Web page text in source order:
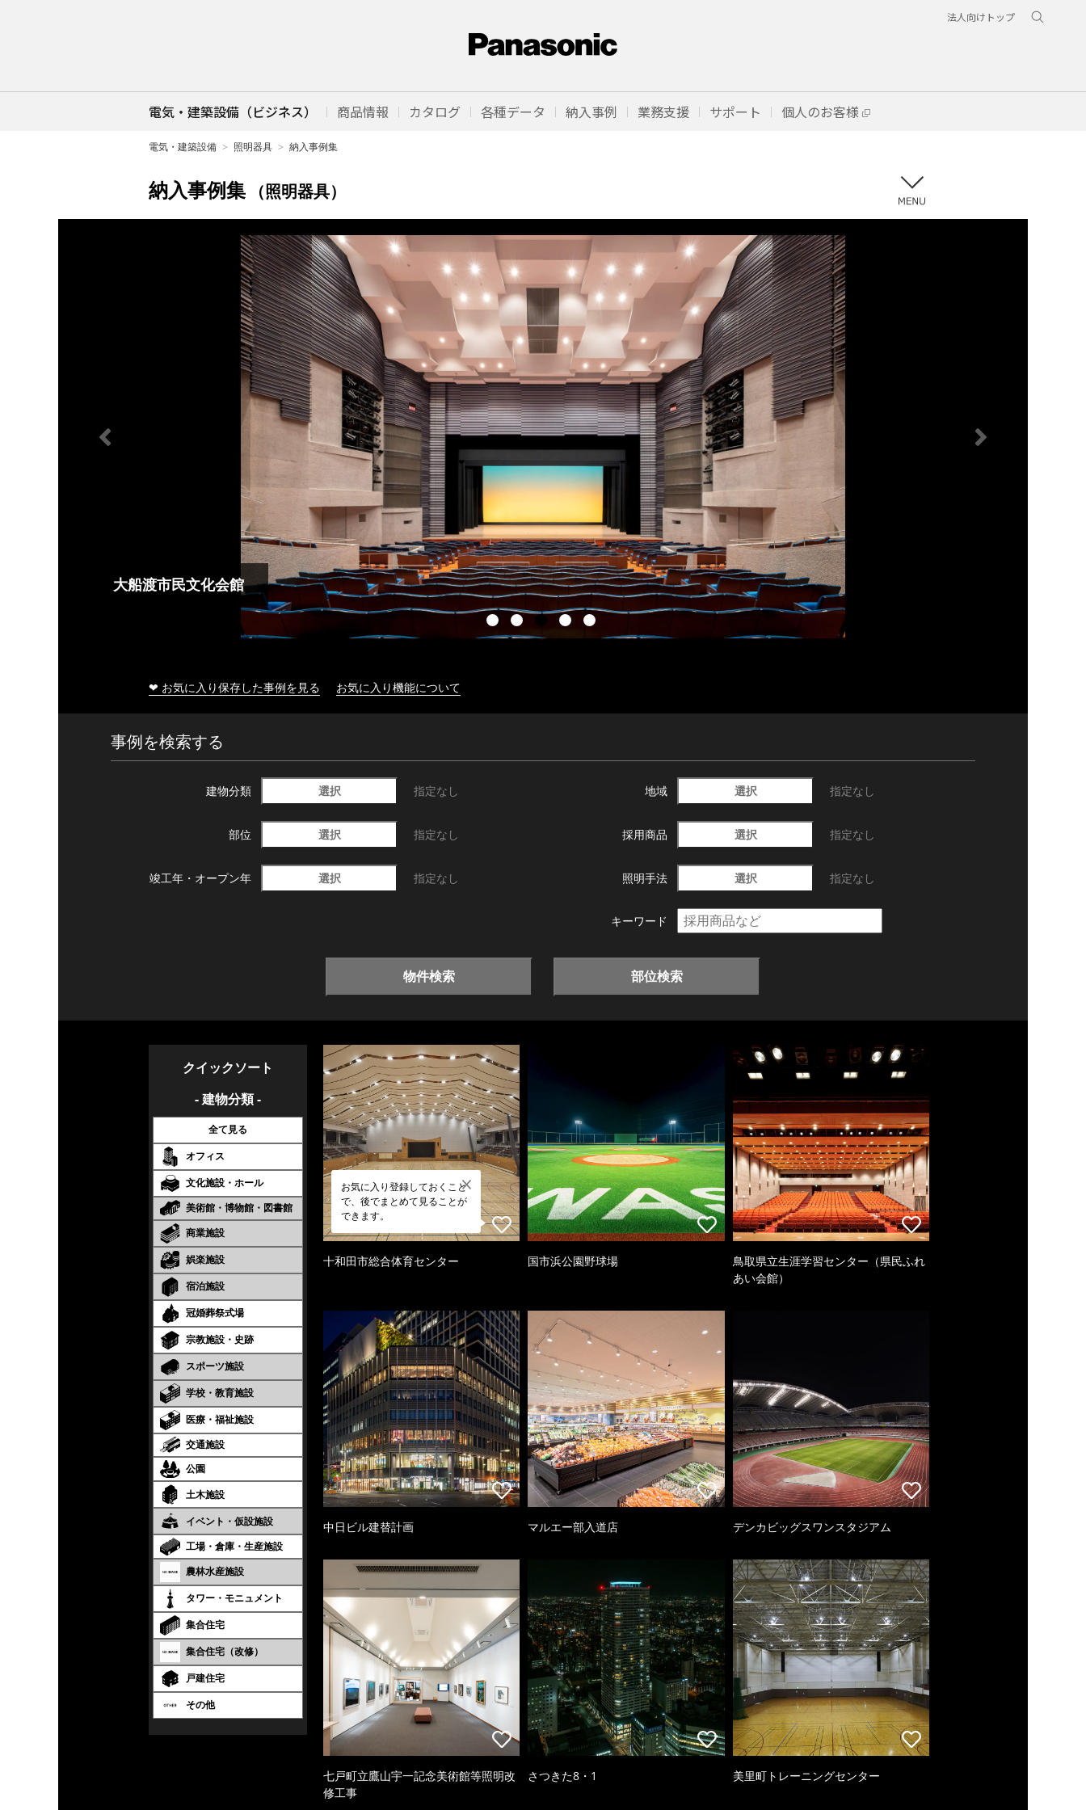
法人向けトップ
電気・建築設備（ビジネス） 商品情報 カタログ 各種データ 納入事例 業務支援 サポート 個人のお客様
電気・建築設備 照明器具 納入事例集
納入事例集 （照明器具）
大船渡市民文化会館
❤ お気に入り保存した事例を見る お気に入り機能について
事例を検索する
建物分類 選択 指定なし 地域 選択 指定なし
部位 選択 指定なし 採用商品 選択 指定なし
竣工年・ オープン年 選択 指定なし 照明手法 選択 指定なし
キーワード
物件検索 部位検索
クイックソート
- 建物分類 -
全て見る
オフィス
文化施設・ホール
美術館・博物館・図書館
商業施設
娯楽施設
宿泊施設
冠婚葬祭式場
宗教施設・史跡
スポーツ施設
学校・教育施設
医療・福祉施設
交通施設
公園
土木施設
イベント・仮設施設
工場・倉庫・生産施設
農林水産施設
タワー・モニュメント
集合住宅
集合住宅（改修）
戸建住宅
その他
お気に入り登録しておくこと
で、後でまとめて見ることが
できます。
十和田市総合体育センター 国市浜公園野球場
鳥取県立生涯学習センター（県民ふれ
あい会館）
中日ビル建替計画 マルエー部入道店 デンカビッグスワンスタジアム
七戸町立鷹山宇一記念美術館等照明改
修工事
さつきた8・1 美里町トレーニングセンター